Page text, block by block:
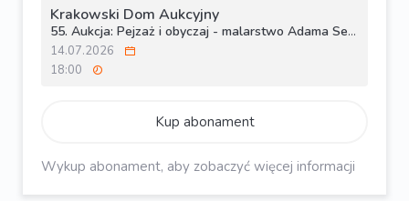
Krakowski Dom Aukcyjny
55. Aukcja: Pejzaż i obyczaj - malarstwo Adama Setkowicza
14.07.2026
18:00
Kup abonament
Wykup abonament, aby zobaczyć więcej informacji